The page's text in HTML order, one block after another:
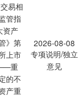
易相
管指
产
》第
上市
重
的不
产重
2026-08-08
专项说明/独立
意见